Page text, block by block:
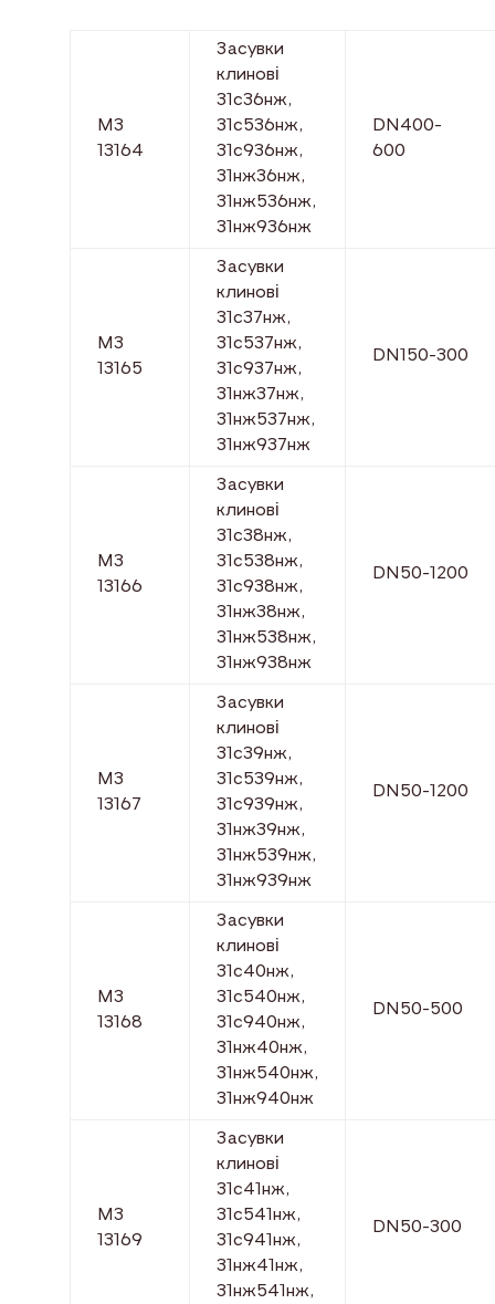
МЗ
13164
Засувки
клинові
31с36нж,
31с536нж,
31с936нж,
31нж36нж,
31нж536нж,
31нж936нж
DN400-
600
МЗ
13165
Засувки
клинові
31с37нж,
31с537нж,
31с937нж,
31нж37нж,
31нж537нж,
31нж937нж
DN150-300
МЗ
13166
Засувки
клинові
31с38нж,
31с538нж,
31с938нж,
31нж38нж,
31нж538нж,
31нж938нж
DN50-1200
МЗ
13167
Засувки
клинові
31с39нж,
31с539нж,
31с939нж,
31нж39нж,
31нж539нж,
31нж939нж
DN50-1200
МЗ
13168
Засувки
клинові
31с40нж,
31с540нж,
31с940нж,
31нж40нж,
31нж540нж,
31нж940нж
DN50-500
МЗ
13169
Засувки
клинові
31с41нж,
31с541нж,
31с941нж,
31нж41нж,
31нж541нж,
DN50-300